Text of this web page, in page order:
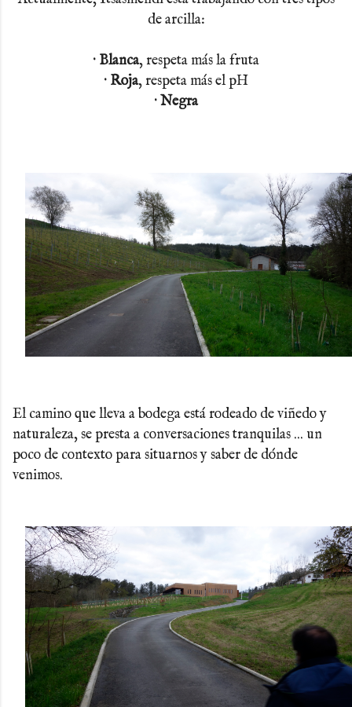
de arcilla:
· Blanca, respeta más la fruta
· Roja, respeta más el pH
· Negra
El camino que lleva a bodega está rodeado de viñedo y
naturaleza, se presta a conversaciones tranquilas ... un
poco de contexto para situarnos y saber de dónde
venimos.